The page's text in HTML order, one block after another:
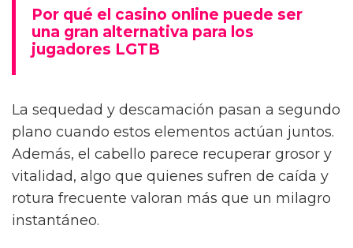
Por qué el casino online puede ser
una gran alternativa para los
jugadores LGTB
La sequedad y descamación pasan a segundo
plano cuando estos elementos actúan juntos.
Además, el cabello parece recuperar grosor y
vitalidad, algo que quienes sufren de caída y
rotura frecuente valoran más que un milagro
instantáneo.